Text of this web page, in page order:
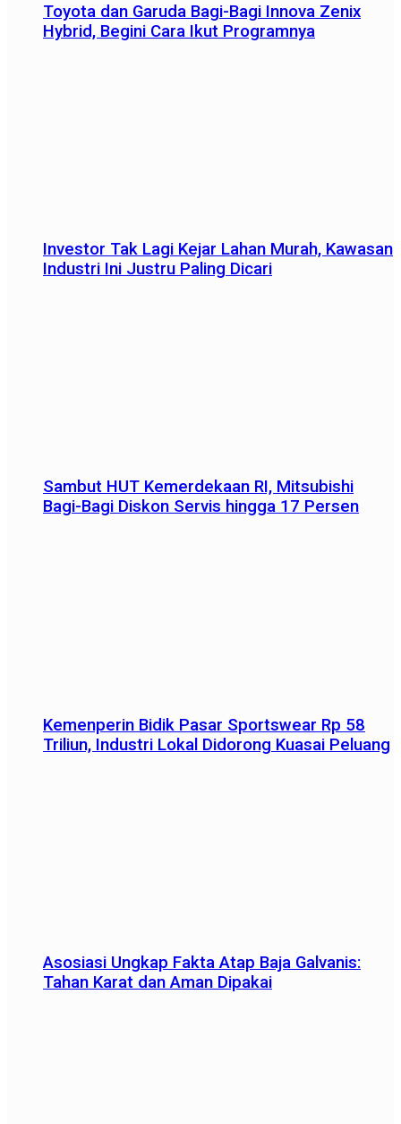
Toyota dan Garuda Bagi-Bagi Innova Zenix
Hybrid, Begini Cara Ikut Programnya
Investor Tak Lagi Kejar Lahan Murah, Kawasan
Industri Ini Justru Paling Dicari
Sambut HUT Kemerdekaan RI, Mitsubishi
Bagi-Bagi Diskon Servis hingga 17 Persen
Kemenperin Bidik Pasar Sportswear Rp 58
Triliun, Industri Lokal Didorong Kuasai Peluang
Asosiasi Ungkap Fakta Atap Baja Galvanis:
Tahan Karat dan Aman Dipakai